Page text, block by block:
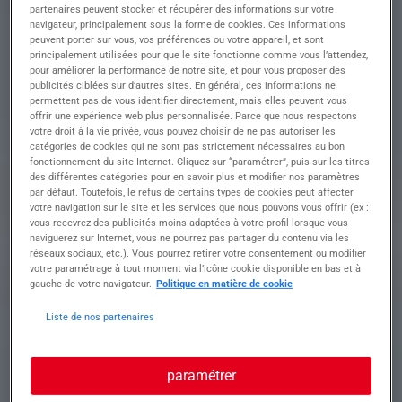
METALLIER SERRURIER H/F et réaliser des
projets captivants à l'échelle nationale ?
Rejoignez une équipe dynamique pour assembler
des structures métalliques dans le secteur
industriel à travers la France
• Interpréter avec précision des plans techniques
pour le montage et l'assemblage
• Réaliser des déplacements réguliers à travers le
territoire national
• Participer à l'assemblage sur site avec peu
d'activités d'atelier
• Utiliser efficacement les outils nécessaires à la
fabrication et à l'assemblage
• Contribuer avec autonomie aux projets
industriels d'envergure
Profil recherché
partenaires peuvent stocker et récupérer des informations sur votre
navigateur, principalement sous la forme de cookies. Ces informations
peuvent porter sur vous, vos préférences ou votre appareil, et sont
principalement utilisées pour que le site fonctionne comme vous l’attendez,
pour améliorer la performance de notre site, et pour vous proposer des
publicités ciblées sur d’autres sites. En général, ces informations ne
permettent pas de vous identifier directement, mais elles peuvent vous
offrir une expérience web plus personnalisée. Parce que nous respectons
votre droit à la vie privée, vous pouvez choisir de ne pas autoriser les
catégories de cookies qui ne sont pas strictement nécessaires au bon
fonctionnement du site Internet. Cliquez sur “paramétrer”, puis sur les titres
des différentes catégories pour en savoir plus et modifier nos paramètres
par défaut. Toutefois, le refus de certains types de cookies peut affecter
votre navigation sur le site et les services que nous pouvons vous offrir (ex :
vous recevrez des publicités moins adaptées à votre profil lorsque vous
naviguerez sur Internet, vous ne pourrez pas partager du contenu via les
réseaux sociaux, etc.). Vous pourrez retirer votre consentement ou modifier
votre paramétrage à tout moment via l’icône cookie disponible en bas et à
gauche de votre navigateur. Politique en matière de cookie
Liste de nos partenaires
paramétrer